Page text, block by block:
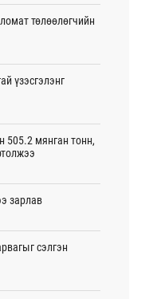
төлөөлөгчийн
үзэсгэлэнг
505.2 мянган тонн,
зарлав
сэлгэн